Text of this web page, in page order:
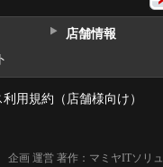
店舗情報
用規約（店舗様向け）
企画 運営 著作：マミヤITソリ